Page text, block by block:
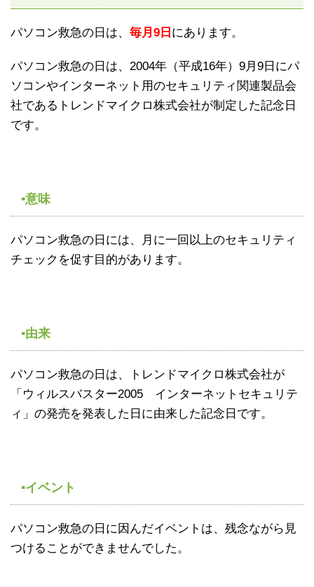
パソコン救急の日は、 毎月9日 にあります。
パソコン救急の日は、2004年（平成16年）9月9日にパ
ソコンやインターネット用のセキュリティ関連製品会
社であるトレンドマイクロ株式会社が制定した記念日
です。
▪意味
パソコン救急の日には、月に一回以上のセキュリティ
チェックを促す目的があります。
▪由来
パソコン救急の日は、トレンドマイクロ株式会社が
「ウィルスバスター2005 インターネットセキュリテ
ィ」の発売を発表した日に由来した記念日です。
▪イベント
パソコン救急の日に因んだイベントは、残念ながら見
つけることができませんでした。